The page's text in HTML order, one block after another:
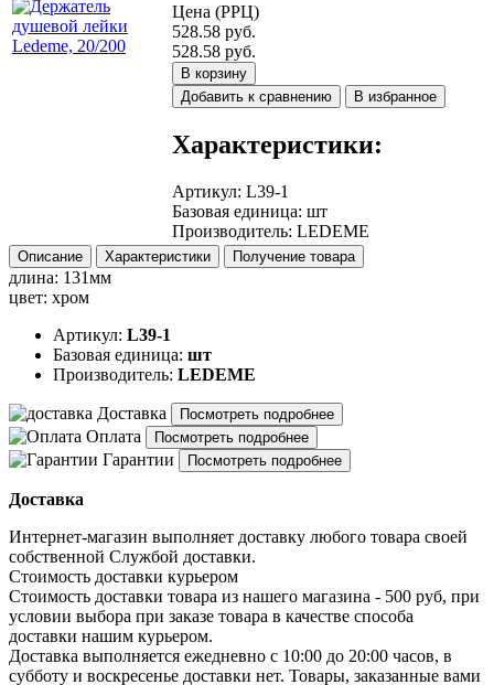
Цена (РРЦ)
528.58 руб.
528.58 руб.
В корзину
Добавить к сравнению
В избранное
Характеристики:
Артикул: L39-1
Базовая единица: шт
Производитель: LEDEME
Описание Характеристики Получение товара
длина: 131мм
цвет: хром
Артикул: L39-1
Базовая единица: шт
Производитель: LEDEME
Доставка Посмотреть подробнее
Оплата Посмотреть подробнее
Гарантии Посмотреть подробнее
Доставка
Интернет-магазин выполняет доставку любого товара своей
собственной Службой доставки.
Стоимость доставки курьером
Стоимость доставки товара из нашего магазина - 500 руб, при
условии выбора при заказе товара в качестве способа
доставки нашим курьером.
Доставка выполняется ежедневно с 10:00 до 20:00 часов, в
субботу и воскресенье доставки нет. Товары, заказанные вами